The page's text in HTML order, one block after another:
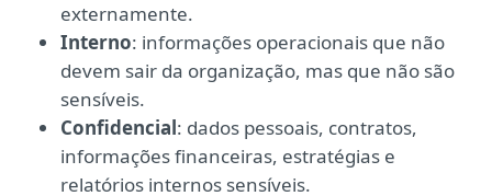
externamente.
Interno: informações operacionais que não
devem sair da organização, mas que não são
sensíveis.
Confidencial: dados pessoais, contratos,
informações financeiras, estratégias e
relatórios internos sensíveis.